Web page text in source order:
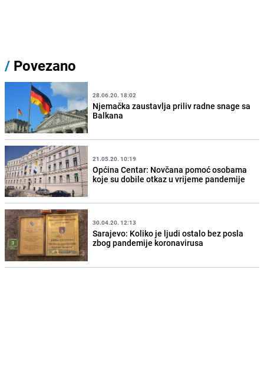
/ Povezano
28.06.20. 18:02
Njemačka zaustavlja priliv radne snage sa
Balkana
21.05.20. 10:19
Općina Centar: Novčana pomoć osobama
koje su dobile otkaz u vrijeme pandemije
30.04.20. 12:13
Sarajevo: Koliko je ljudi ostalo bez posla
zbog pandemije koronavirusa